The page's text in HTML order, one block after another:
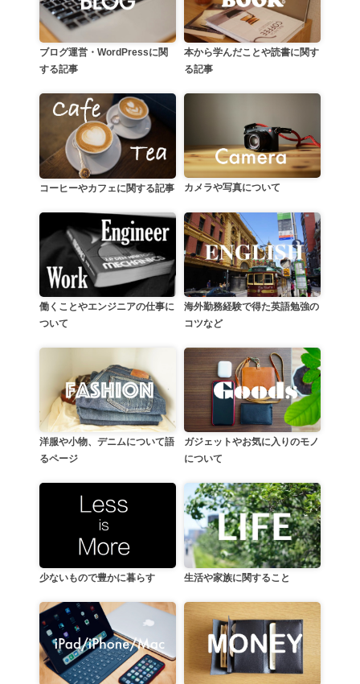
ブログ運営・WordPressに関
する記事
本から学んだことや読書に関す
る記事
コーヒーやカフェに関する記事 カメラや写真について
働くことやエンジニアの仕事に
ついて
海外勤務経験で得た英語勉強の
コツなど
洋服や小物、デニムについて語
るページ
ガジェットやお気に入りのモノ
について
少ないもので豊かに暮らす 生活や家族に関すること